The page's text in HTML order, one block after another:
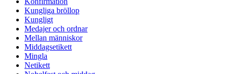
Kungliga bröllop
Kungligt
Medajer och ordnar
Mellan människor
Middagsetikett
Mingla
Netikett